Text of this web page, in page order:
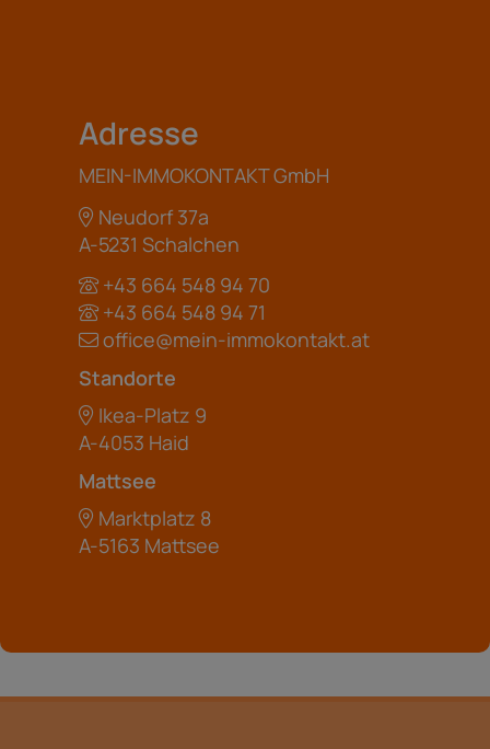
Adresse
MEIN-IMMOKONTAKT GmbH
Neudorf 37a
A-5231 Schalchen
+43 664 548 94 70
+43 664 548 94 71
office@mein-immokontakt.at
Standorte
Ikea-Platz 9
A-4053 Haid
Mattsee
Marktplatz 8
A-5163 Mattsee